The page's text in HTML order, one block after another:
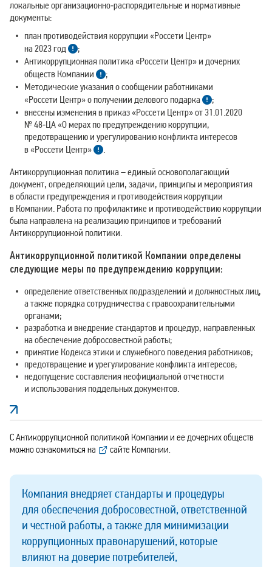
локальные организационно‑распорядительные и нормативные
документы:
план противодействия коррупции «Россети Центр»
на 2023 год
;
Антикоррупционная политика «Россети Центр» и дочерних
обществ Компании
;
Методические указания о сообщении работниками
«Россети Центр» о получении делового подарка
;
внесены изменения в приказ «Россети Центр» от 31.01.2020
№ 48‑ЦА «О мерах по предупреждению коррупции,
предотвращению и урегулированию конфликта интересов
в «Россети Центр»
.
Антикоррупционная политика – единый основополагающий
документ, определяющий цели, задачи, принципы и мероприятия
в области предупреждения и противодействия коррупции
в Компании. Работа по профилактике и противодействию коррупции
была направлена на реализацию принципов и требований
Антикоррупционной политики.
Антикоррупционной политикой Компании определены
следующие меры по предупреждению коррупции:
определение ответственных подразделений и должностных лиц,
а также порядка сотрудничества с правоохранительными
органами;
разработка и внедрение стандартов и процедур, направленных
на обеспечение добросовестной работы;
принятие Кодекса этики и служебного поведения работников;
предотвращение и урегулирование конфликта интересов;
недопущение составления неофициальной отчетности
и использования поддельных документов.
С Антикоррупционной политикой Компании и ее дочерних обществ
можно ознакомиться на
сайте Компании.
Компания внедряет стандарты и процедуры
для обеспечения добросовестной, ответственной
и честной работы, а также для минимизации
коррупционных правонарушений, которые
влияют на доверие потребителей,